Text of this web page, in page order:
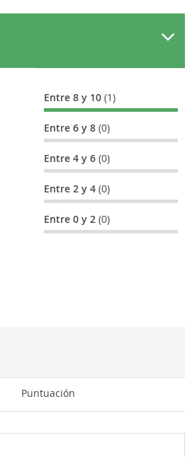
Entre 8 y 10(1)
Entre 6 y 8(0)
Entre 4 y 6(0)
Entre 2 y 4(0)
Entre 0 y 2(0)
Puntuación